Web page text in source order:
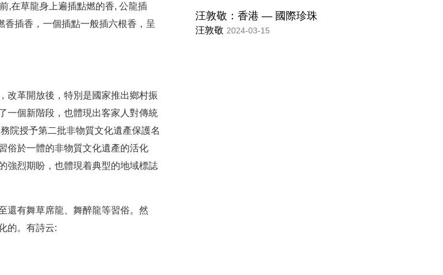
汪敦敬：香港 — 國際珍珠
汪敦敬 2024-03-15
,在草龍身上遍插點燃的香, 公龍插
插香，一個插點一般插六根香，呈
改革開放後，特別是國家推出鄉村振
一個新階段，也體現出客家人對傳統
院授予第二批非物質文化遺產保護名
俗於一體的非物質文化遺產的活化
強烈期盼，也體現着典型的地域標誌
還有舞草席龍、舞醉龍等習俗。然
的。有詩云: